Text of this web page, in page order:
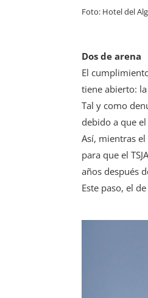
Foto: Hotel del
Dos de arena
El
tiene abierto:
Tal y como
debido a que
Así, mientras
para que el
años después
Este paso, el